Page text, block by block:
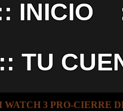
INICIO
:: TU
WATCH 3 PRO-CIERRE